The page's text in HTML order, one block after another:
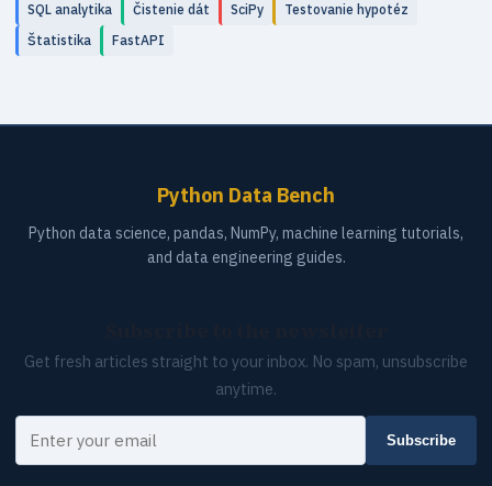
SQL analytika
Čistenie dát SciPy
Testovanie hypotéz
Štatistika
FastAPI
Python Data Bench
Python data science, pandas, NumPy, machine learning tutorials,
and data engineering guides.
Get fresh articles straight to your inbox. No spam, unsubscribe
anytime.
Your email
Subscribe